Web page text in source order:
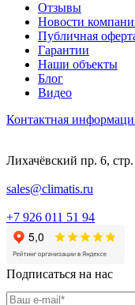
Отзывы
Новости
Публичная
Гарантии
Наши объекты
Блог
Видео
Контактная
Лихачёвский пр. 6,
sales@climatis.ru
+7 926 011 51 94
Подписаться на нас